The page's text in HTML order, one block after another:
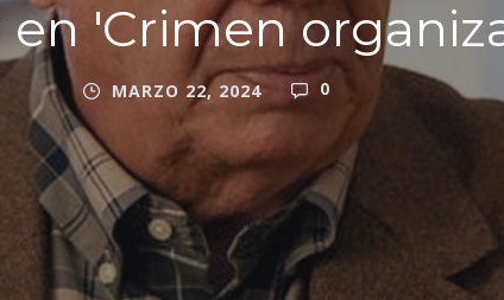
en 'Crimen
MARZO 22, 2024 0